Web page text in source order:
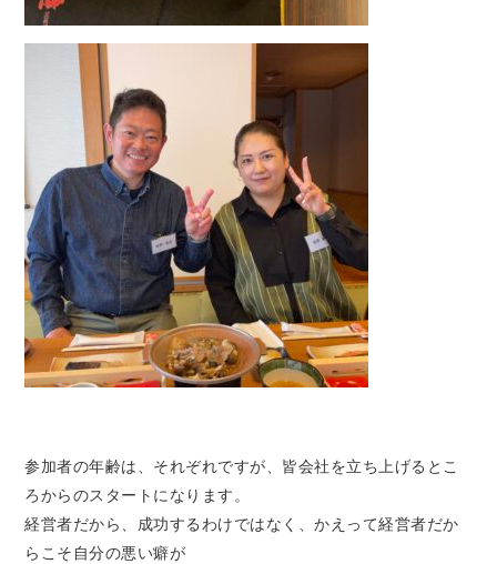
参加者の年齢は、それぞれですが、皆会社を立ち上げるとこ
ろからのスタートになります。
経営者だから、成功するわけではなく、かえって経営者だか
らこそ自分の悪い癖が